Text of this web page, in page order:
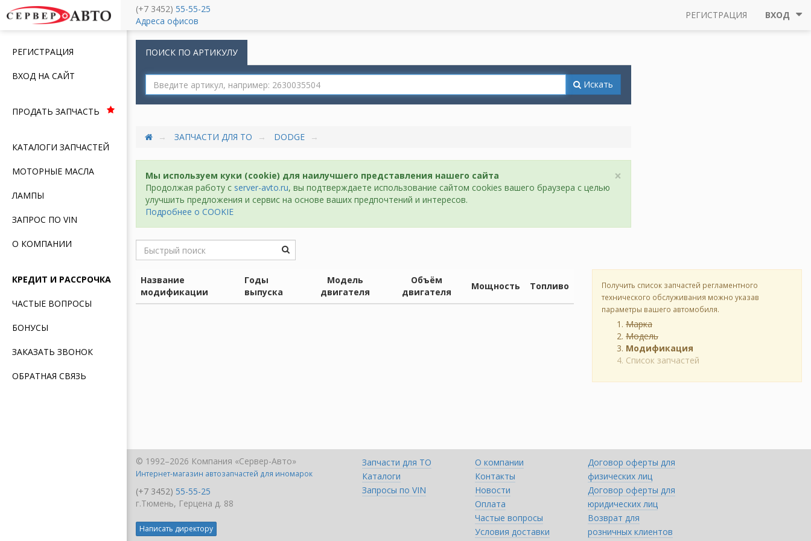
Меню
РЕГИСТРАЦИЯ
ВХОД НА САЙТ
ПРОДАТЬ ЗАПЧАСТЬ
КАТАЛОГИ ЗАПЧАСТЕЙ
МОТОРНЫЕ МАСЛА
ЛАМПЫ
ЗАПРОС ПО VIN
О КОМПАНИИ
КРЕДИТ И РАССРОЧКА
ЧАСТЫЕ ВОПРОСЫ
БОНУСЫ
ЗАКАЗАТЬ ЗВОНОК
ОБРАТНАЯ СВЯЗЬ
(+7 3452) 55-55-25
Адреса офисов
РЕГИСТРАЦИЯ ВХОД
ПОИСК ПО АРТИКУЛУ
Искать
ЗАПЧАСТИ ДЛЯ ТО DODGE
×
Мы используем куки (cookie) для наилучшего представления нашего сайта
Продолжая работу с server-avto.ru, вы подтверждаете использование сайтом cookies вашего браузера с целью
улучшить предложения и сервис на основе ваших предпочтений и интересов.
Подробнее о COOKIE
Получить список запчастей регламентного
технического обслуживания можно указав
параметры вашего автомобиля.
Марка
Модель
Модификация
Список запчастей
Название
модификации
Годы
выпуска
Модель
двигателя
Объём
двигателя
Мощность Топливо
Запчасти для ТО
Каталоги
Запросы по VIN
О компании
Контакты
Новости
Оплата
Частые вопросы
Условия доставки
Договор оферты для
физических лиц
Договор оферты для
юридических лиц
Возврат для
розничных клиентов
© 1992–2026 Компания «Сервер-Авто»
Интернет-магазин автозапчастей для иномарок
(+7 3452) 55-55-25
г.Тюмень, Герцена д. 88
Написать директору